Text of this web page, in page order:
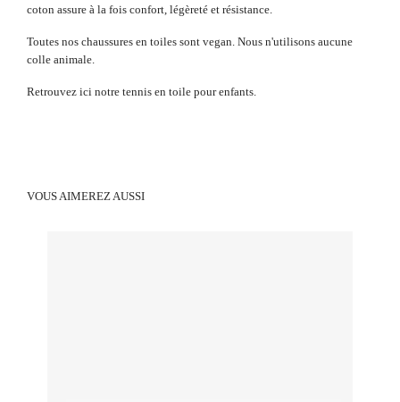
coton assure à la fois confort, légèreté et résistance.
Toutes nos chaussures en toiles sont vegan. Nous n'utilisons aucune
colle animale.
Retrouvez ici notre tennis en toile pour enfants.
VOUS AIMEREZ AUSSI